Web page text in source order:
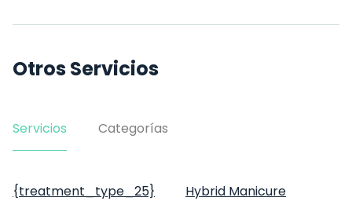
Otros Servicios
Servicios Categorías
{treatment_type_25}
Hybrid Manicure